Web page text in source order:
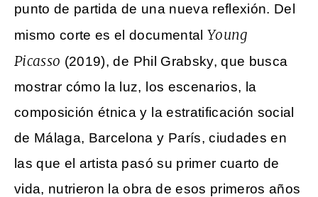
punto de partida de una nueva reflexión. Del
mismo corte es el documental Young
Picasso (2019), de Phil Grabsky, que busca
mostrar cómo la luz, los escenarios, la
composición étnica y la estratificación social
de Málaga, Barcelona y París, ciudades en
las que el artista pasó su primer cuarto de
vida, nutrieron la obra de esos primeros años